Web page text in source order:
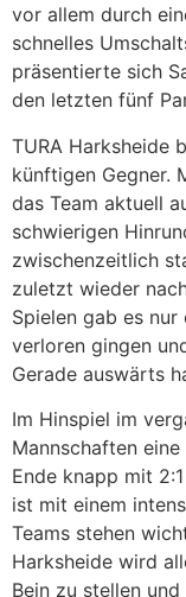
vor allem durch
schnelles
präsentierte sich
den letzten fünf
TURA Harksheide
künftigen Gegner.
das Team aktuell
schwierigen
zwischenzeitlich
zuletzt wieder
Spielen gab es
verloren gingen
Gerade auswärts
Im Hinspiel im
Mannschaften
Ende knapp mit
ist mit einem
Teams stehen
Harksheide wird
Bein zu stellen